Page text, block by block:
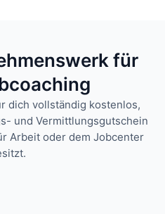
für
dich vollständig kostenlos,
und Vermittlungsgutschein
Arbeit oder dem Jobcenter